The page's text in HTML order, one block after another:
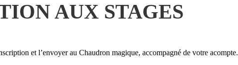
AUX STAGES
et l’envoyer au Chaudron magique, accompagné de votre acompte.